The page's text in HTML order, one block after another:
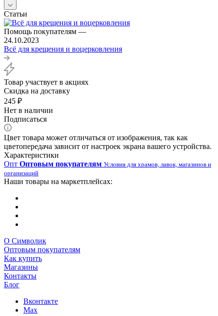
Статьи
Помощь покупателям —
24.10.2023
Всё для крещения и воцерковления
Товар участвует в акциях
Скидка на доставку
245 ₽
Нет в наличии
Подписаться
Цвет товара может отличаться от изображения, так как
цветопередача зависит от настроек экрана вашего устройства.
Характеристики
Опт Оптовым покупателям Условия для храмов, лавок, магазинов и
организаций
Наши товары на маркетплейсах:
О Символик
Оптовым покупателям
Как купить
Магазины
Контакты
Блог
Вконтакте
Max